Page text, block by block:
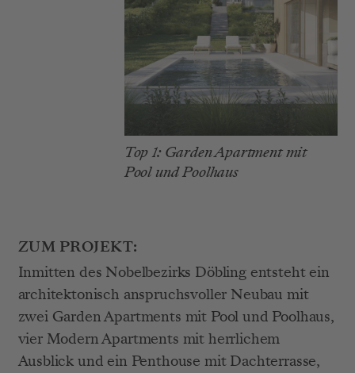
Top 1: Garden Apartment mit
Pool und Poolhaus
ZUM PROJEKT:
Inmitten des Nobelbezirks Döbling entsteht ein
architektonisch anspruchsvoller Neubau mit
zwei Garden Apartments mit Pool und Poolhaus,
vier Modern Apartments mit herrlichem
Ausblick und ein Penthouse mit Dachterrasse,